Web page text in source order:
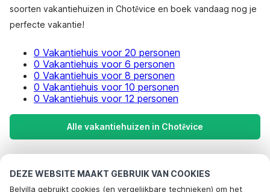
DEZE WEBSITE MAAKT GEBRUIK VAN COOKIES
Belvilla gebruikt cookies (en vergelijkbare technieken) om het
soorten vakantiehuizen in Chotěvice en boek vandaag nog je
perfecte vakantie!
0 Vakantiehuis voor 20 personen
0 Vakantiehuis voor 6 personen
0 Vakantiehuis voor 8 personen
0 Vakantiehuis voor 10 personen
0 Vakantiehuis voor 12 personen
Alle vakantiehuizen in Chotěvice
Meest populaire bestemmingen voor
vakantie